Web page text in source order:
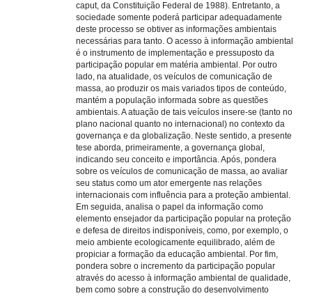
caput, da Constituição Federal de 1988). Entretanto, a
sociedade somente poderá participar adequadamente
deste processo se obtiver as informações ambientais
necessárias para tanto. O acesso à informação ambiental
é o instrumento de implementação e pressuposto da
participação popular em matéria ambiental. Por outro
lado, na atualidade, os veículos de comunicação de
massa, ao produzir os mais variados tipos de conteúdo,
mantém a população informada sobre as questões
ambientais. A atuação de tais veículos insere-se (tanto no
plano nacional quanto no internacional) no contexto da
governança e da globalização. Neste sentido, a presente
tese aborda, primeiramente, a governança global,
indicando seu conceito e importância. Após, pondera
sobre os veículos de comunicação de massa, ao avaliar
seu status como um ator emergente nas relações
internacionais com influência para a proteção ambiental.
Em seguida, analisa o papel da informação como
elemento ensejador da participação popular na proteção
e defesa de direitos indisponíveis, como, por exemplo, o
meio ambiente ecologicamente equilibrado, além de
propiciar a formação da educação ambiental. Por fim,
pondera sobre o incremento da participação popular
através do acesso à informação ambiental de qualidade,
bem como sobre a construção do desenvolvimento